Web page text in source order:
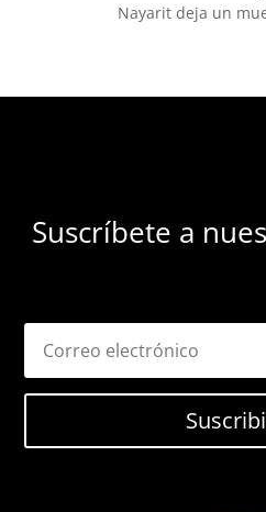
Nayarit deja un
Suscríbete a